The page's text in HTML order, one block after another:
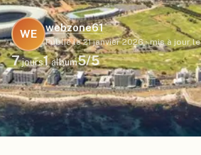
WE
webzone61
Publié le 21 janvier 2026·mis à jour le
7jours1album5/5